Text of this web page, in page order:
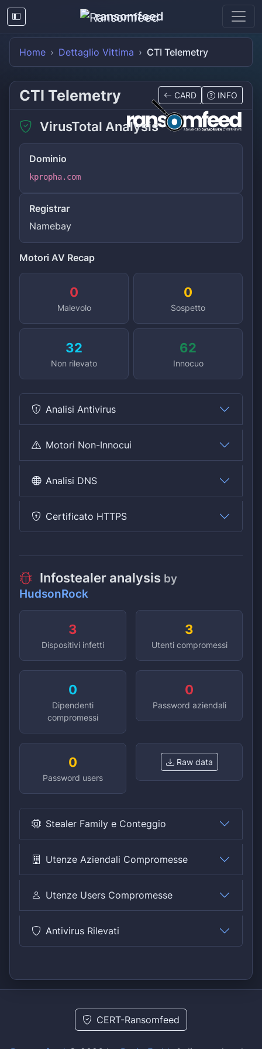
ransomfeed
Home Dettaglio Vittima CTI Telemetry
CTI Telemetry CARD INFO
VirusTotal Analysis
Dominio
kpropha.com
Registrar
Namebay
Motori AV Recap
0
Malevolo
0
Sospetto
32
Non rilevato
62
Innocuo
Analisi Antivirus
Motori Non-Innocui
Analisi DNS
Certificato HTTPS
Infostealer analysis by
HudsonRock
3
Dispositivi infetti
3
Utenti compromessi
0
Dipendenti
compromessi
0
Password aziendali
0
Password users
Raw data
Stealer Family e Conteggio
Utenze Aziendali Compromesse
Utenze Users Compromesse
Antivirus Rilevati
CERT-Ransomfeed